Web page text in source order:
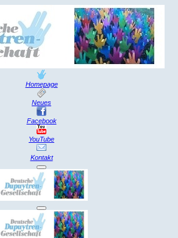
Homepage
Neues
Facebook
YouTube
Kontakt